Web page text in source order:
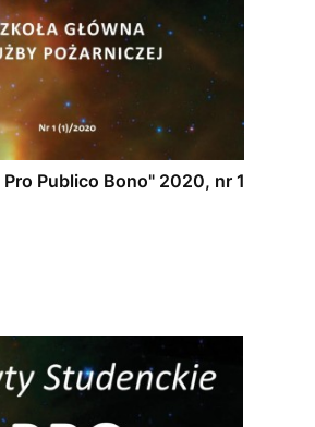
Publico Bono" 2020, nr 1